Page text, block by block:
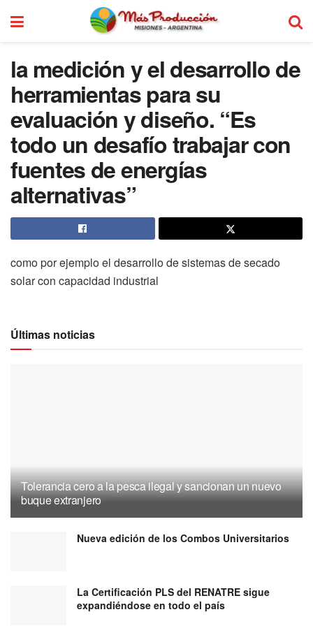
la medición y el desarrollo de
herramientas para su
evaluación y diseño. “Es
todo un desafío trabajar con
fuentes de energías
alternativas”
como por ejemplo el desarrollo de sistemas de secado
solar con capacidad industrial
Últimas noticias
Tolerancia cero a la pesca ilegal y sancionan un nuevo
buque extranjero
Nueva edición de los Combos Universitarios
La Certificación PLS del RENATRE sigue
expandiéndose en todo el país